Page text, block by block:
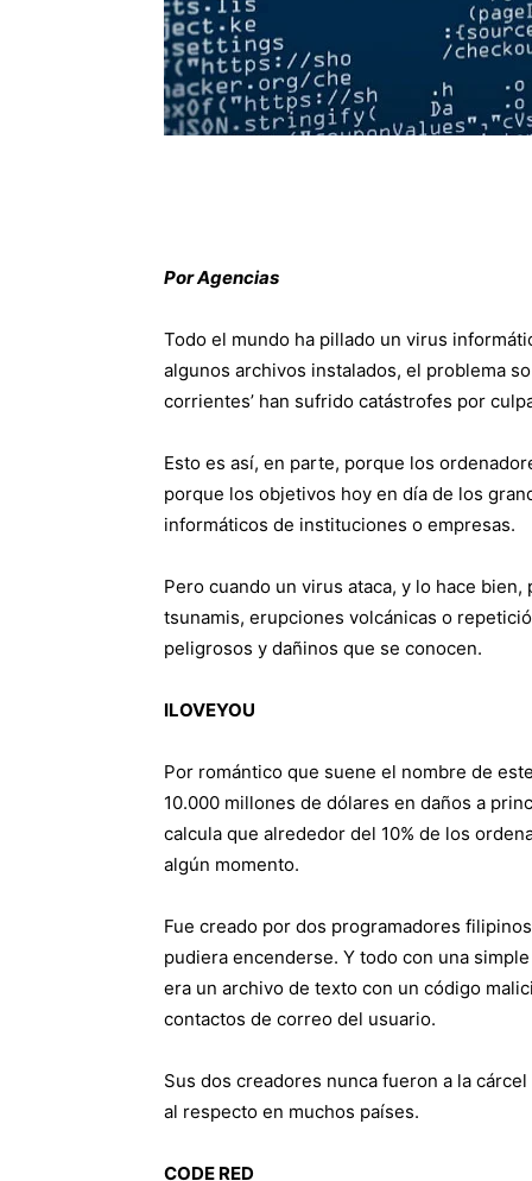
Por Agencias
Todo el mundo ha pillado un virus
algunos archivos instalados, el problema
corrientes’ han sufrido catástrofes por
Esto es así, en parte, porque los
porque los objetivos hoy en día de los
informáticos de instituciones o empresas.
Pero cuando un virus ataca, y lo hace
tsunamis, erupciones volcánicas o
peligrosos y dañinos que se conocen.
ILOVEYOU
Por romántico que suene el nombre de
10.000 millones de dólares en daños a
calcula que alrededor del 10% de los
algún momento.
Fue creado por dos programadores
pudiera encenderse. Y todo con una
era un archivo de texto con un código
contactos de correo del usuario.
Sus dos creadores nunca fueron a la
al respecto en muchos países.
CODE RED